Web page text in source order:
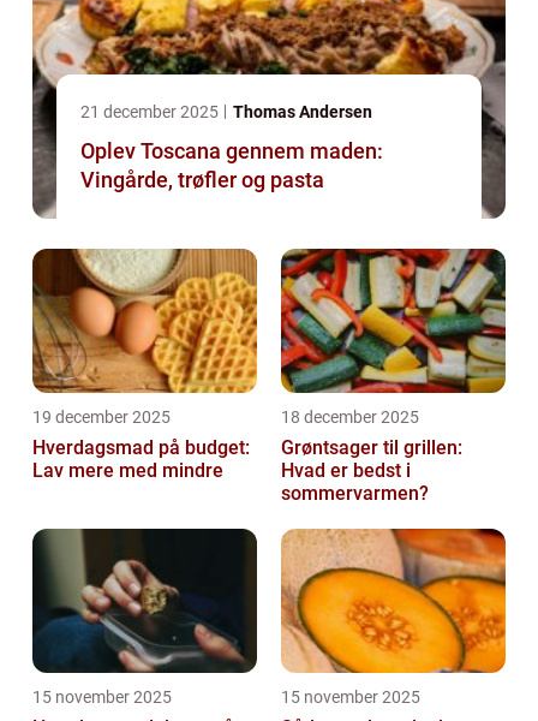
21 december 2025 Thomas Andersen
Oplev Toscana gennem maden:
Vingårde, trøfler og pasta
19 december 2025
Hverdagsmad på budget:
Lav mere med mindre
18 december 2025
Grøntsager til grillen:
Hvad er bedst i
sommervarmen?
15 november 2025 15 november 2025